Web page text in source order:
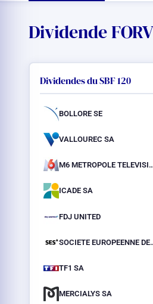
Dividende
Dividendes du SBF 120
BOLLORE SE
VALLOUREC SA
M6 METROPOLE
ICADE SA
FDJ UNITED
SOCIETE
TF1 SA
MERCIALYS SA